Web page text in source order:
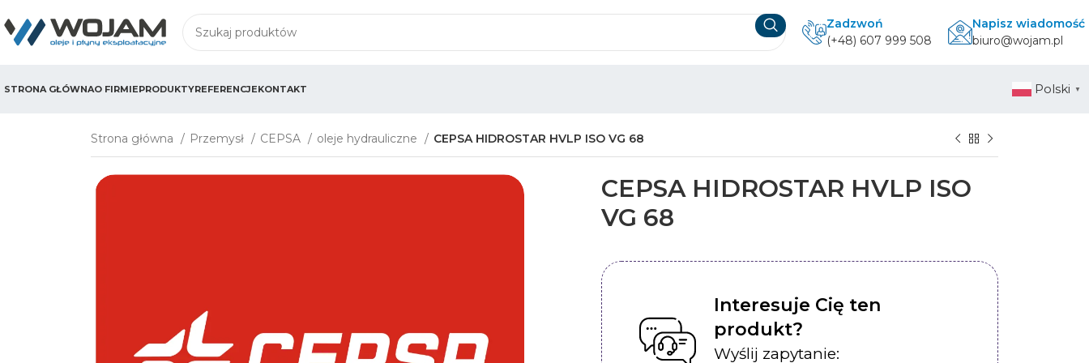
Zadzwoń
(+48) 607 999 508
Napisz wiadomość
biuro@wojam.pl
STRONA GŁÓWNAO FIRMIEPRODUKTYREFERENCJEKONTAKT Polski ▼
Strona główna Przemysł CEPSA oleje hydrauliczne CEPSA HIDROSTAR HVLP ISO VG 68
CEPSA HIDROSTAR HVLP ISO
VG 68
Interesuje Cię ten
produkt?
Wyślij zapytanie: